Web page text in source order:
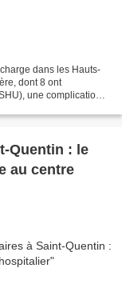
dans les Hauts-
dont 8 ont
une complication
Quentin : le
au centre